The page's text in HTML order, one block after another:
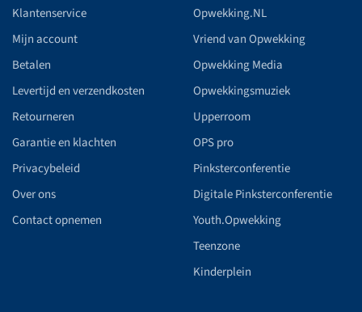
Klantenservice
Mijn account
Betalen
Levertijd en verzendkosten
Retourneren
Garantie en klachten
Privacybeleid
Over ons
Contact opnemen
Opwekking.NL
Vriend van Opwekking
Opwekking Media
Opwekkingsmuziek
Upperroom
OPS pro
Pinksterconferentie
Digitale Pinksterconferentie
Youth.Opwekking
Teenzone
Kinderplein